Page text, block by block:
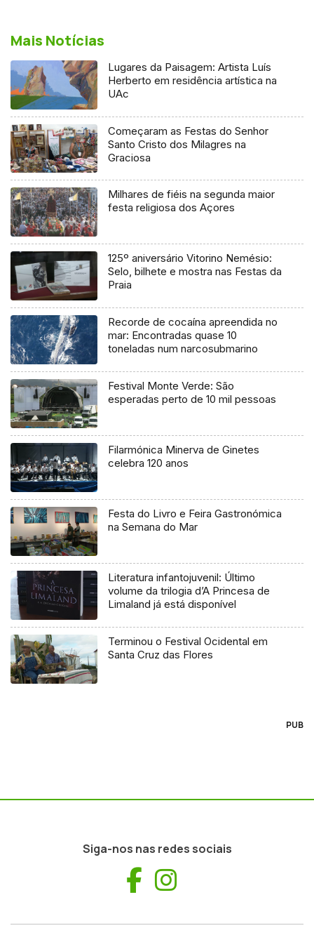
Mais Notícias
Lugares da Paisagem: Artista Luís
Herberto em residência artística na
UAc
Começaram as Festas do Senhor
Santo Cristo dos Milagres na
Graciosa
Milhares de fiéis na segunda maior
festa religiosa dos Açores
125º aniversário Vitorino Nemésio:
Selo, bilhete e mostra nas Festas da
Praia
Recorde de cocaína apreendida no
mar: Encontradas quase 10
toneladas num narcosubmarino
Festival Monte Verde: São
esperadas perto de 10 mil pessoas
Filarmónica Minerva de Ginetes
celebra 120 anos
Festa do Livro e Feira Gastronómica
na Semana do Mar
Literatura infantojuvenil: Último
volume da trilogia d’A Princesa de
Limaland já está disponível
Terminou o Festival Ocidental em
Santa Cruz das Flores
PUB
Siga-nos nas redes sociais
Facebook